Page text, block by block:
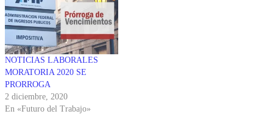
NOTICIAS LABORALES
MORATORIA 2020 SE
PRORROGA
2 diciembre, 2020
En «Futuro del Trabajo»